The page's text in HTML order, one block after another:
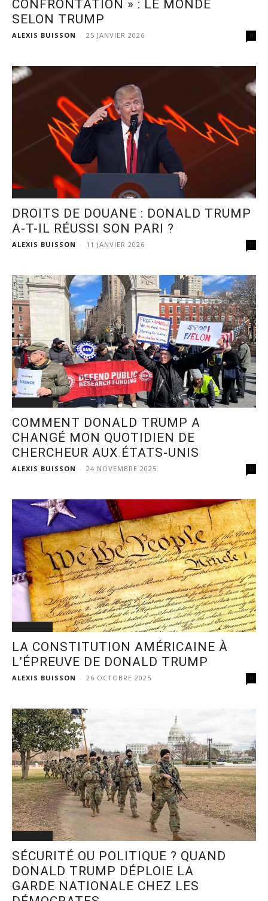
CONFRONTATION » : LE MONDE
SELON TRUMP
ALEXIS BUISSON - 25 JANVIER 2026 0
DROITS DE DOUANE : DONALD TRUMP
A-T-IL RÉUSSI SON PARI ?
ALEXIS BUISSON - 11 JANVIER 2026 0
COMMENT DONALD TRUMP A
CHANGÉ MON QUOTIDIEN DE
CHERCHEUR AUX ÉTATS-UNIS
ALEXIS BUISSON - 24 NOVEMBRE 2025 0
LA CONSTITUTION AMÉRICAINE À
L’ÉPREUVE DE DONALD TRUMP
ALEXIS BUISSON - 26 OCTOBRE 2025 0
SÉCURITÉ OU POLITIQUE ? QUAND
DONALD TRUMP DÉPLOIE LA
GARDE NATIONALE CHEZ LES